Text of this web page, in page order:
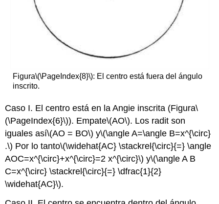
Figura\(\PageIndex{8}\): El centro está fuera del ángulo
inscrito.
Caso I. El centro está en la Angie inscrita (Figura\
(\PageIndex{6}\)). Empate\(AO\). Los radit son
iguales así\(AO = BO\) y\(\angle A=\angle B=x^{\circ}
.\) Por lo tanto\(\widehat{AC} \stackrel{\circ}{=} \angle
AOC=x^{\circ}+x^{\circ}=2 x^{\circ}\) y\(\angle A B
C=x^{\circ} \stackrel{\circ}{=} \dfrac{1}{2}
\widehat{AC}\).